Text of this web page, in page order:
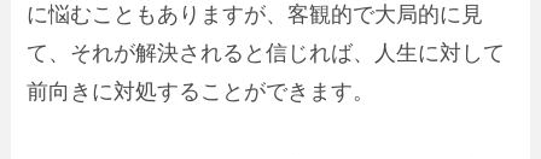
に悩むこともありますが、客観的で大局的に見
て、それが解決されると信じれば、人生に対して
前向きに対処することができます。